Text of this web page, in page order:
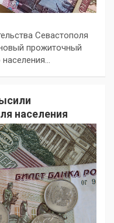
Севастополя
прожиточный
населения